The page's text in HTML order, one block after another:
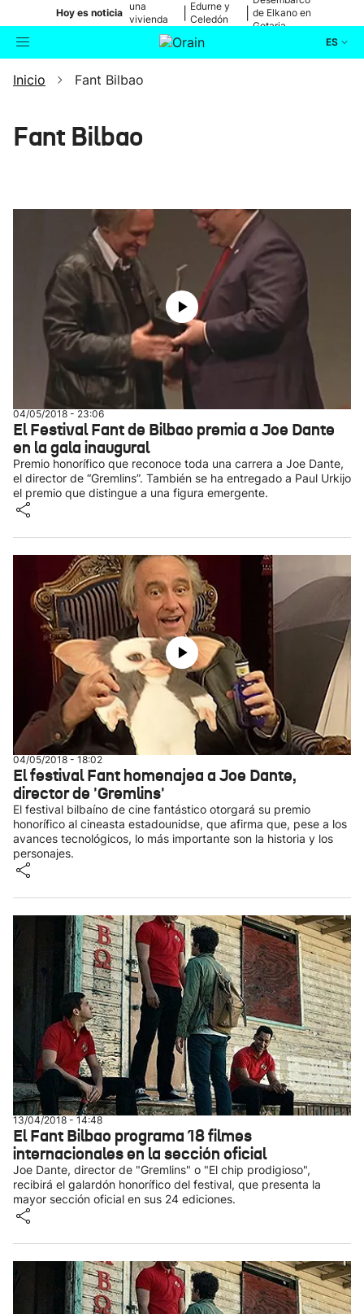
Hoy es noticia
una
vivienda
de Bilbao
Edurne y
Celedón
de Elkano en
Getaria
ES
Buscador
Ikusmiran
Inicio Fant Bilbao
Fant Bilbao
04/05/2018 - 23:06
El Festival Fant de Bilbao premia a Joe Dante
en la gala inaugural
Premio honorífico que reconoce toda una carrera a Joe Dante,
el director de “Gremlins”. También se ha entregado a Paul Urkijo
el premio que distingue a una figura emergente.
04/05/2018 - 18:02
El festival Fant homenajea a Joe Dante,
director de 'Gremlins'
El festival bilbaíno de cine fantástico otorgará su premio
honorífico al cineasta estadounidse, que afirma que, pese a los
avances tecnológicos, lo más importante son la historia y los
personajes.
13/04/2018 - 14:48
El Fant Bilbao programa 18 filmes
internacionales en la sección oficial
Joe Dante, director de "Gremlins" o "El chip prodigioso",
recibirá el galardón honorífico del festival, que presenta la
mayor sección oficial en sus 24 ediciones.